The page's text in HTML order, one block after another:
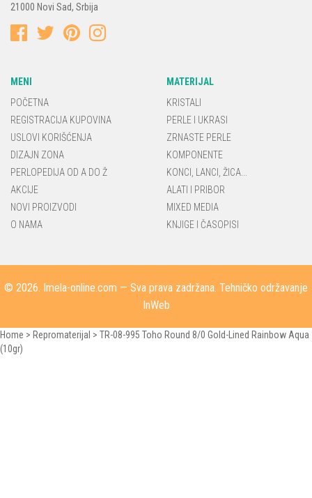
21000 Novi Sad, Srbija
MENI
POČETNA
REGISTRACIJA KUPOVINA
USLOVI KORIŠĆENJA
DIZAJN ZONA
PERLOPEDIJA OD A DO Ž
AKCIJE
NOVI PROIZVODI
O NAMA
MATERIJAL
KRISTALI
PERLE I UKRASI
ZRNASTE PERLE
KOMPONENTE
KONCI, LANCI, ŽICA...
ALATI I PRIBOR
MIXED MEDIA
KNJIGE I ČASOPISI
© 2026. Imela-online.com — Sva prava zadržana. Tehničko održavanje
InWeb
Home > Repromaterijal > TR-08-995 Toho Round 8/0 Gold-Lined Rainbow Aqua
(10gr)